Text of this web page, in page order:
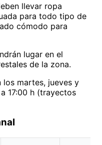
llevar ropa
para todo tipo de
cómodo para
lugar en el
de la zona.
los martes, jueves y
17:00 h (trayectos